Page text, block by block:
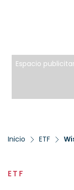
Espacio
Inicio ETF
ETF